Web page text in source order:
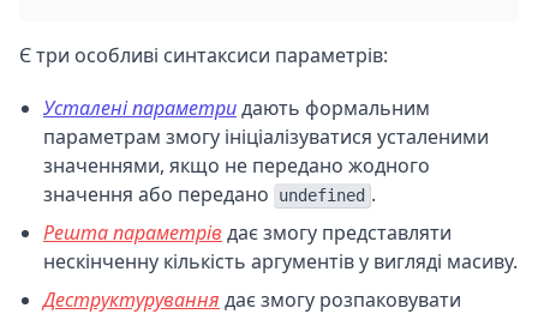
Є три особливі синтаксиси параметрів:
Усталені параметридають формальним
параметрам змогу ініціалізуватися усталеними
значеннями, якщо не передано жодного
значення або передано
undefined .
Решта параметрівдає змогу представляти
нескінченну кількість аргументів у вигляді масиву.
Деструктурування дає змогу розпаковувати